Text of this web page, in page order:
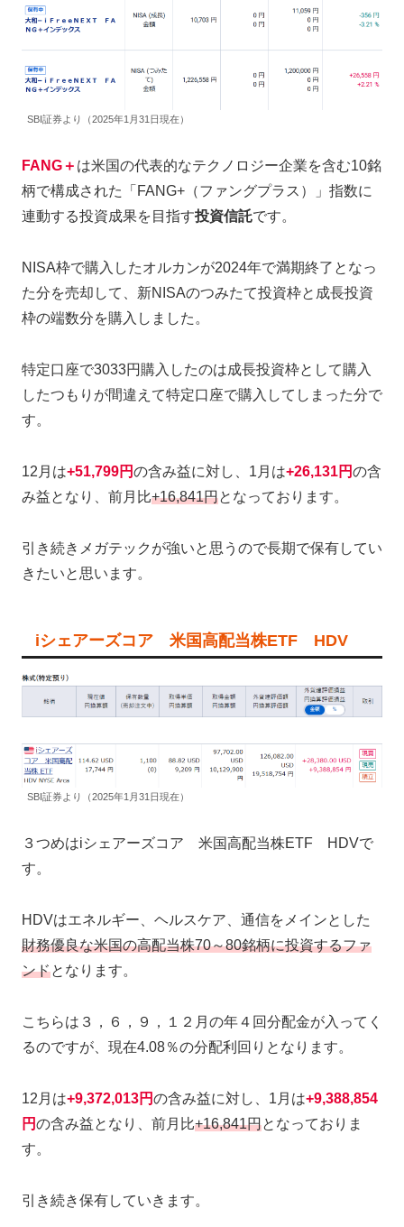
SBI証券より（2025年1月31日現在）
FANG＋ は米国の代表的なテクノロジー企業を含む10銘
柄で構成された「FANG+（ファングプラス）」指数に
連動する投資成果を目指す投資信託です。
NISA枠で購入したオルカンが2024年で満期終了となっ
た分を売却して、新NISAのつみたて投資枠と成長投資
枠の端数分を購入しました。
特定口座で3033円購入したのは成長投資枠として購入
したつもりが間違えて特定口座で購入してしまった分で
す。
12月は+51,799円の含み益に対し、1月は+26,131円の含
み益となり、前月比+16,841円となっております。
引き続きメガテックが強いと思うので長期で保有してい
きたいと思います。
iシェアーズコア 米国高配当株ETF HDV
SBI証券より（2025年1月31日現在）
３つめはiシェアーズコア 米国高配当株ETF HDVで
す。
HDVはエネルギー、ヘルスケア、通信をメインとした
財務優良な米国の高配当株70～80銘柄に投資するファ
ンドとなります。
こちらは３，６，９，１２月の年４回分配金が入ってく
るのですが、現在4.08％の分配利回りとなります。
12月は+9,372,013円の含み益に対し、1月は+9,388,854
円の含み益となり、前月比+16,841円となっておりま
す。
引き続き保有していきます。